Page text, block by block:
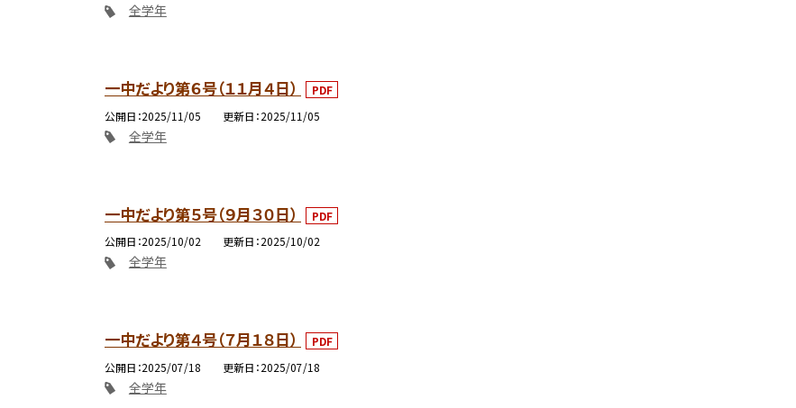
全学年
一中だより第６号（１１月４日）
PDF
公開日 2025/11/05 更新日 2025/11/05
全学年
一中だより第５号（９月３０日）
PDF
公開日 2025/10/02 更新日 2025/10/02
全学年
一中だより第４号（７月１８日）
PDF
公開日 2025/07/18 更新日 2025/07/18
全学年